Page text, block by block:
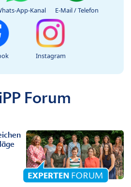
App-Kanal E-Mail / Telefon
Instagram
Forum